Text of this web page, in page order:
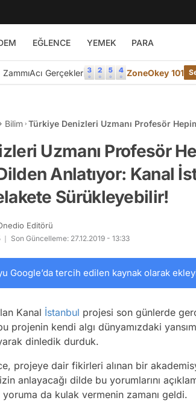
EĞLENCE YEMEK PARA
Acı Gerçekler ZoneOkey 101
Bilim Türkiye Denizleri Uzmanı Profesör
Uzmanı Profesör
Anlatıyor: Kanal
Sürükleyebilir!
Editörü
Son Güncelleme: 27.12.2019 - 13:33
Google’da tercih edilen kaynak olarak
Kanal İstanbul projesi son günlerde
projenin kendi algı dünyamızdaki
dinledik durduk.
projeye dair fikirleri alınan bir
anlayacağı dilde bu yorumlarını
yoruma da kulak vermenin zamanı geldi.